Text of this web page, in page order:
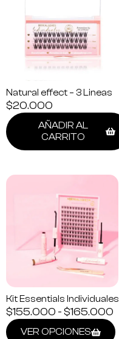
Natural effect – 3 Lineas
$20.000
AÑADIR AL
CARRITO
Kit Essentials Individuales
$155.000 -$165.000
VER OPCIONES